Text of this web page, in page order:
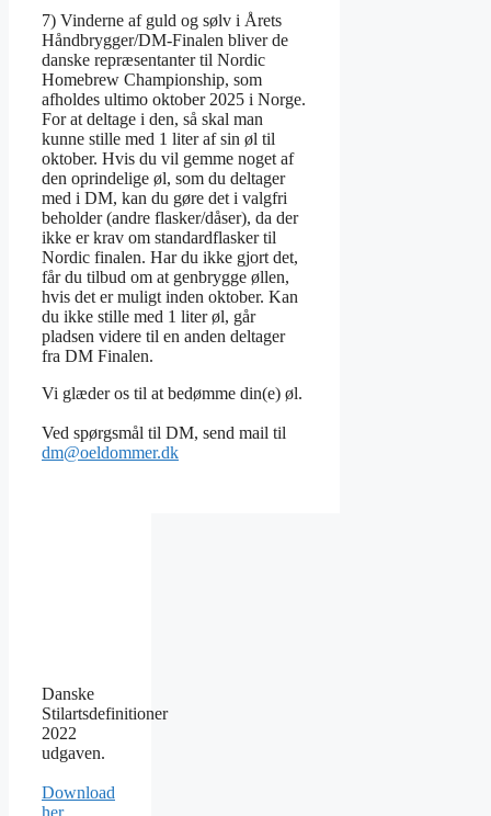
7) Vinderne af guld og sølv i Årets
Håndbrygger/DM-Finalen bliver de
danske repræsentanter til Nordic
Homebrew Championship, som
afholdes ultimo oktober 2025 i Norge.
For at deltage i den, så skal man
kunne stille med 1 liter af sin øl til
oktober. Hvis du vil gemme noget af
den oprindelige øl, som du deltager
med i DM, kan du gøre det i valgfri
beholder (andre flasker/dåser), da der
ikke er krav om standardflasker til
Nordic finalen. Har du ikke gjort det,
får du tilbud om at genbrygge øllen,
hvis det er muligt inden oktober. Kan
du ikke stille med 1 liter øl, går
pladsen videre til en anden deltager
fra DM Finalen.
Vi glæder os til at bedømme din(e) øl.
Ved spørgsmål til DM, send mail til
dm@oeldommer.dk
Danske
Stilartsdefinitioner
2022
udgaven.
Download